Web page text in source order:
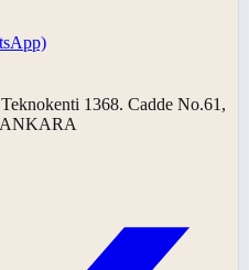
1368. Cadde No.61,
ANKARA